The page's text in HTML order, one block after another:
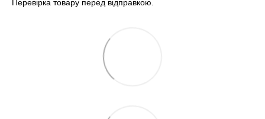
Перевірка товару перед відправкою.